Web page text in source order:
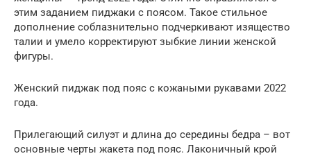
этим заданием пиджаки с поясом. Такое стильное
дополнение соблазнительно подчеркивают изящество
талии и умело корректируют зыбкие линии женской
фигуры.
Женский пиджак под пояс с кожаными рукавами 2022
года.
Прилегающий силуэт и длина до середины бедра – вот
основные черты жакета под пояс. Лаконичный крой